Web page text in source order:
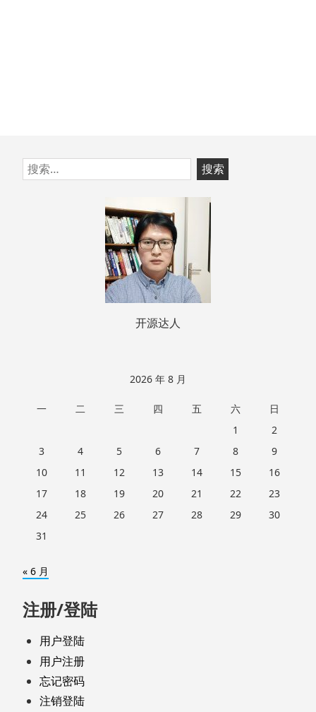
跳
至
搜
索：
开源达人
2026 年 8 月
一 二 三 四 五 六
日
1
2
3
4 5 6 7 8
9
10
11 12 13 14 15
16
17
18 19 20 21 22
23
24
25 26 27 28 29
30
31
« 6 月
注册/登陆
用户登陆
用户注册
忘记密码
注销登陆